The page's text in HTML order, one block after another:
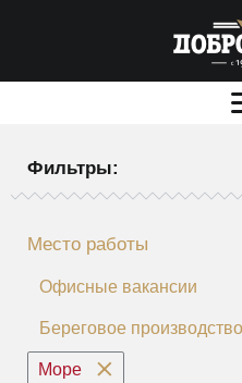
Фильтры:
Место работы
Офисные вакансии
Береговое производство
Море